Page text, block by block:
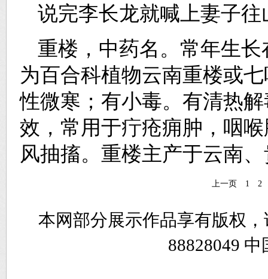
说完李长龙就喊上妻子
重楼，中药名。常年生
为百合科植物云南重楼或
性微寒；有小毒。有清热
效，常用于疔疮痈肿，咽
风抽搐。重楼主产于云南
上一页 1 2
本网部分展示作品享有版权
88828049